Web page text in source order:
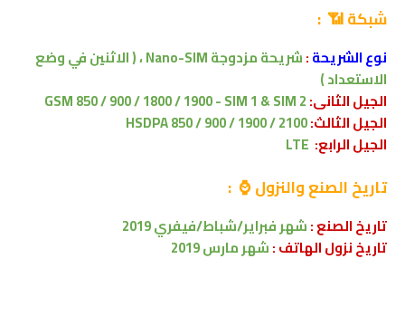
شبكة 📶 :
نوع الشريحة:
شريحة مزدوجة Nano-SIM ، ( الاثنين في وضع
الاستعداد )
الجيل الثانى:GSM 850 / 900 / 1800 / 1900 - SIM 1 & SIM 2
الجيل الثالث:HSDPA 850 / 900 / 1900 / 2100
الجيل الرابع: LTE
تاريخ الصنع والنزول ⌚ :
تاريخ الصنع :شهر فبراير/شباط/فيفري 2019
تاريخ نزول الهاتف :شهر مارس 2019